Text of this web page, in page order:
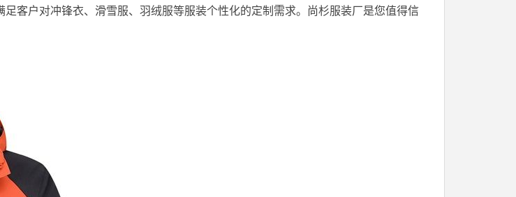
客户对冲锋衣、滑雪服、羽绒服等服装个性化的定制需求。尚杉服装厂是您值得信